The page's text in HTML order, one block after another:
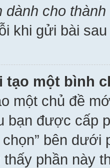
dành cho
khi gửi bài sau
tạo một bình
một chủ đề
bạn được cấp
bên
thấy phần này